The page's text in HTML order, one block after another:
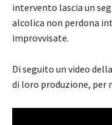
intervento lascia un
alcolica non perdona
improvvisate.
Di seguito un video
di loro produzione, per